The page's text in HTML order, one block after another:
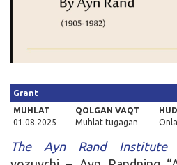
Grant
MUHLAT
01.08.2025
QOLGAN VAQT
Muhlat tugagan
The Ayn Rand Institute